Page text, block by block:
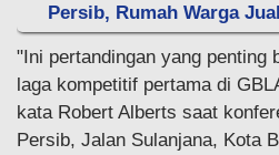
Persib, Rumah Warga
"Ini pertandingan yang penting
laga kompetitif pertama di
kata Robert Alberts saat
Persib, Jalan Sulanjana, Kota